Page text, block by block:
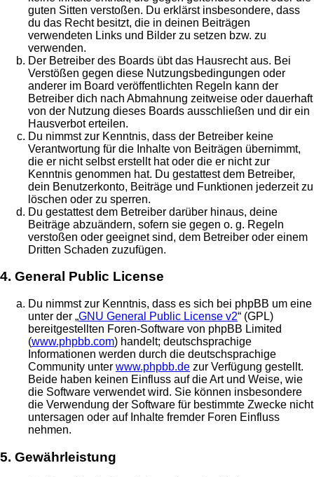
guten Sitten verstoßen. Du erklärst insbesondere, dass
du das Recht besitzt, die in deinen Beiträgen
verwendeten Links und Bilder zu setzen bzw. zu
verwenden.
Der Betreiber des Boards übt das Hausrecht aus. Bei
Verstößen gegen diese Nutzungsbedingungen oder
anderer im Board veröffentlichten Regeln kann der
Betreiber dich nach Abmahnung zeitweise oder dauerhaft
von der Nutzung dieses Boards ausschließen und dir ein
Hausverbot erteilen.
Du nimmst zur Kenntnis, dass der Betreiber keine
Verantwortung für die Inhalte von Beiträgen übernimmt,
die er nicht selbst erstellt hat oder die er nicht zur
Kenntnis genommen hat. Du gestattest dem Betreiber,
dein Benutzerkonto, Beiträge und Funktionen jederzeit zu
löschen oder zu sperren.
Du gestattest dem Betreiber darüber hinaus, deine
Beiträge abzuändern, sofern sie gegen o. g. Regeln
verstoßen oder geeignet sind, dem Betreiber oder einem
Dritten Schaden zuzufügen.
4. General Public License
Du nimmst zur Kenntnis, dass es sich bei phpBB um eine
unter der „GNU General Public License v2“ (GPL)
bereitgestellten Foren-Software von phpBB Limited
(www.phpbb.com) handelt; deutschsprachige
Informationen werden durch die deutschsprachige
Community unter www.phpbb.de zur Verfügung gestellt.
Beide haben keinen Einfluss auf die Art und Weise, wie
die Software verwendet wird. Sie können insbesondere
die Verwendung der Software für bestimmte Zwecke nicht
untersagen oder auf Inhalte fremder Foren Einfluss
nehmen.
5. Gewährleistung